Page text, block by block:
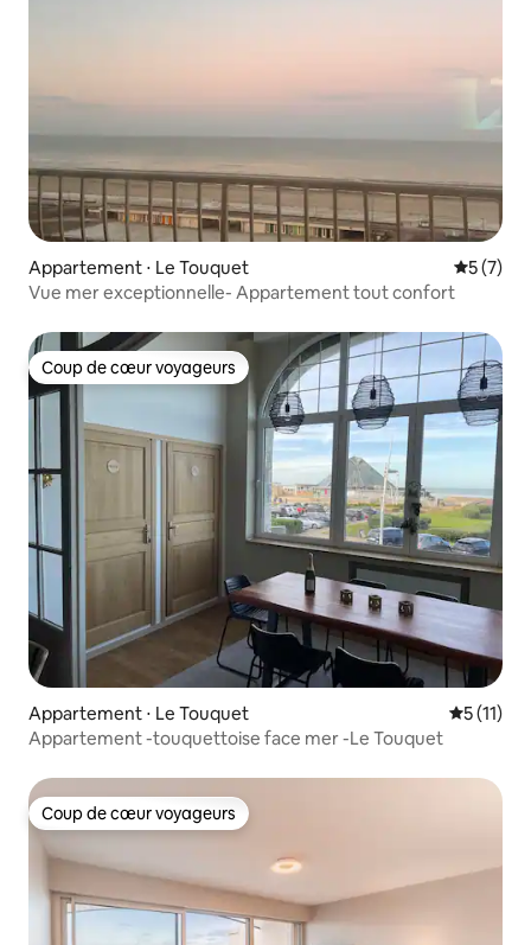
Appartement ⋅ Le Touquet
5 (7)
Vue mer exceptionnelle- Appartement tout confort
Coup de cœur voyageurs
Coup de cœur voyageurs
Appartement ⋅ Le Touquet
5 (11)
Appartement -touquettoise face mer -Le Touquet
Coup de cœur voyageurs
Coup de cœur voyageurs